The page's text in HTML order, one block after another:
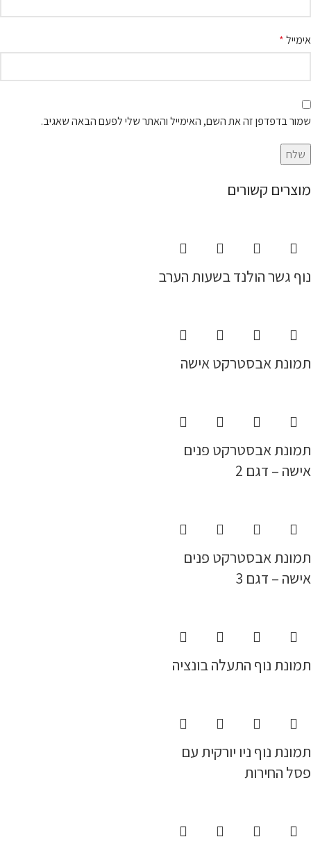
אימייל*
שמור בדפדפן זה את השם, האימייל והאתר שלי לפעם הבאה שאגיב.
מוצרים קשורים
נוף גשר הולנד בשעות הערב
תמונת אבסטרקט אישה
תמונת אבסטרקט פנים
אישה – דגם 2
תמונת אבסטרקט פנים
אישה – דגם 3
תמונת נוף התעלה בונציה
תמונת נוף ניו יורקית עם
פסל החירות